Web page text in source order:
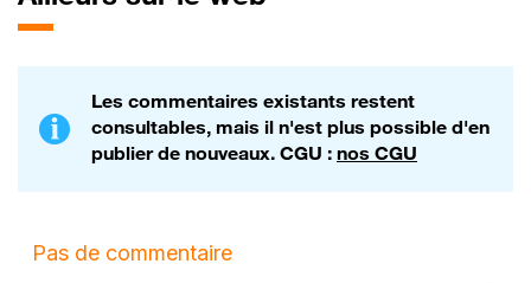
Les commentaires existants restent
consultables, mais il n'est plus possible d'en
publier de nouveaux. CGU : nos CGU